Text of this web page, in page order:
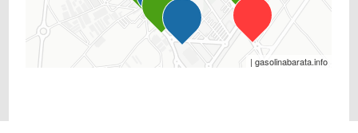
| gasolinabarata.info